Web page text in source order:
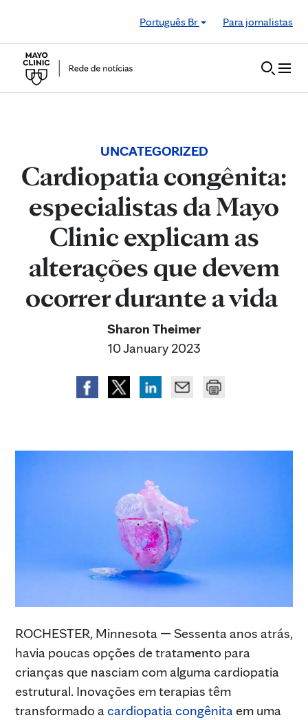
Português Br
Para jornalistas
UNCATEGORIZED
Cardiopatia congênita:
especialistas da Mayo
Clinic explicam as
alterações que devem
ocorrer durante a vida
Sharon Theimer
10 January 2023
ROCHESTER, Minnesota — Sessenta anos atrás,
havia poucas opções de tratamento para
crianças que nasciam com alguma cardiopatia
estrutural. Inovações em terapias têm
transformado acardiopatia congênitaem uma